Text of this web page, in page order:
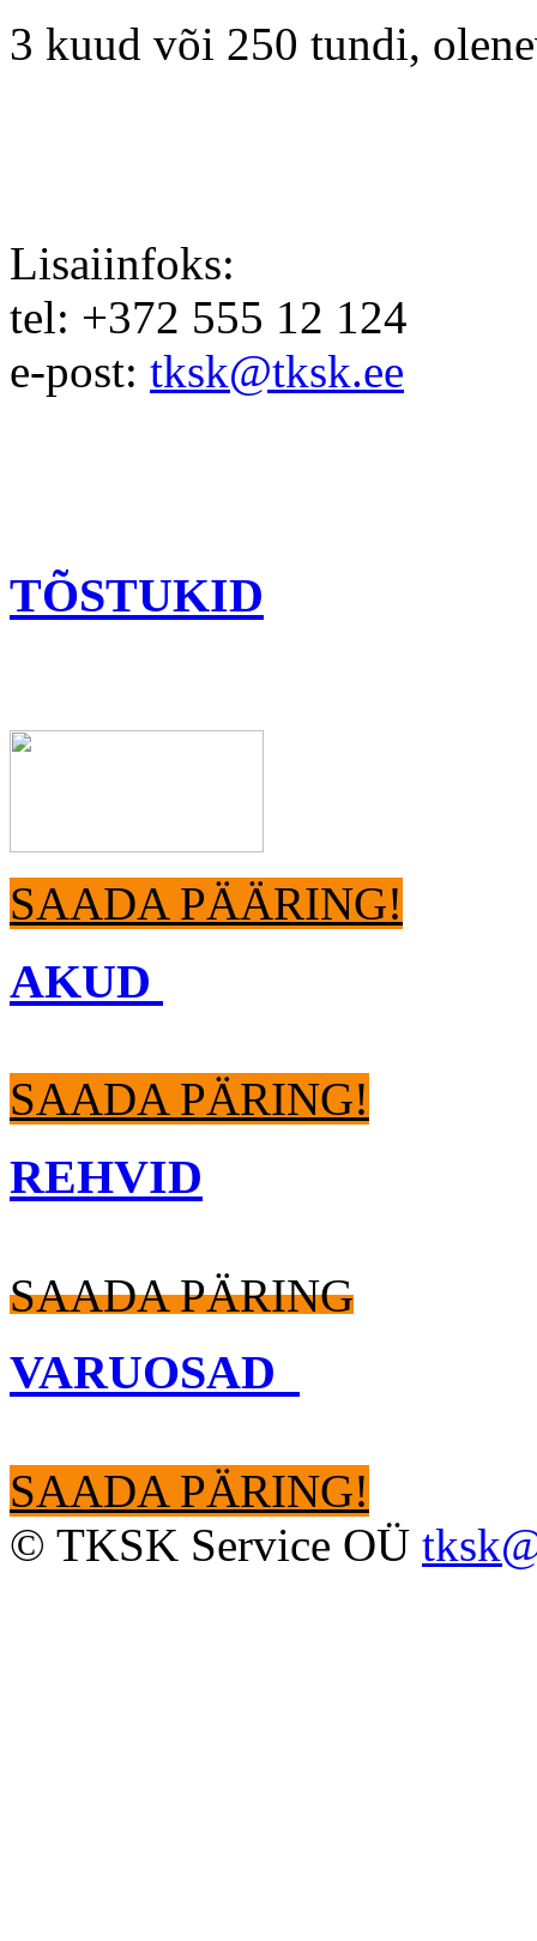
3 kuud või 250 tundi,
Lisaiinfoks:
tel: +372 555 12 124
e-post: tksk@tksk.ee
TÕSTUKID
SAADA PÄÄRING!
AKUD
SAADA PÄRING!
REHVID
SAADA PÄRING
VARUOSAD
SAADA PÄRING!
© TKSK Service OÜ